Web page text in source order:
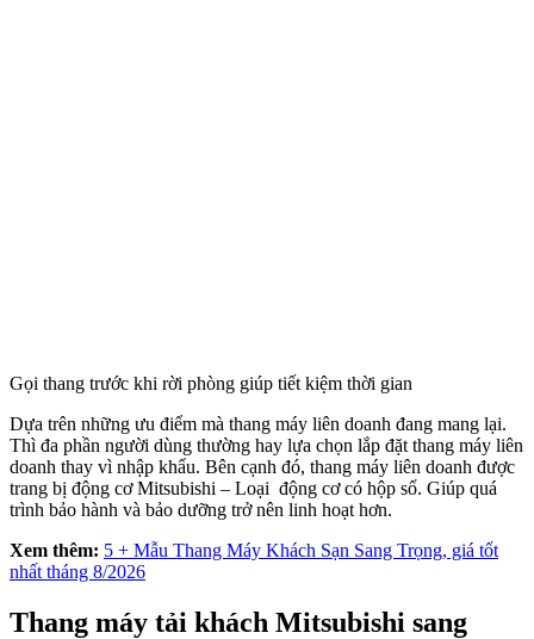
Gọi thang trước khi rời phòng giúp tiết kiệm thời gian
Dựa trên những ưu điểm mà thang máy liên doanh đang mang lại.
Thì đa phần người dùng thường hay lựa chọn lắp đặt thang máy liên
doanh thay vì nhập khẩu. Bên cạnh đó, thang máy liên doanh được
trang bị động cơ Mitsubishi – Loại động cơ có hộp số. Giúp quá
trình bảo hành và bảo dưỡng trở nên linh hoạt hơn.
Xem thêm: 5 + Mẫu Thang Máy Khách Sạn Sang Trọng, giá tốt
nhất tháng 8/2026
Thang máy tải khách Mitsubishi sang